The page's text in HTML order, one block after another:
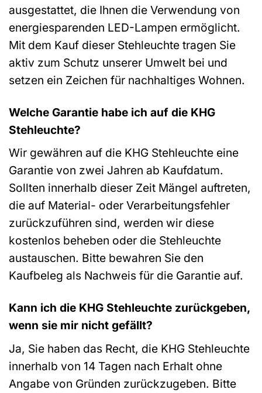
ausgestattet, die Ihnen die Verwendung von
energiesparenden LED-Lampen ermöglicht.
Mit dem Kauf dieser Stehleuchte tragen Sie
aktiv zum Schutz unserer Umwelt bei und
setzen ein Zeichen für nachhaltiges Wohnen.
Welche Garantie habe ich auf die KHG
Stehleuchte?
Wir gewähren auf die KHG Stehleuchte eine
Garantie von zwei Jahren ab Kaufdatum.
Sollten innerhalb dieser Zeit Mängel auftreten,
die auf Material- oder Verarbeitungsfehler
zurückzuführen sind, werden wir diese
kostenlos beheben oder die Stehleuchte
austauschen. Bitte bewahren Sie den
Kaufbeleg als Nachweis für die Garantie auf.
Kann ich die KHG Stehleuchte zurückgeben,
wenn sie mir nicht gefällt?
Ja, Sie haben das Recht, die KHG Stehleuchte
innerhalb von 14 Tagen nach Erhalt ohne
Angabe von Gründen zurückzugeben. Bitte